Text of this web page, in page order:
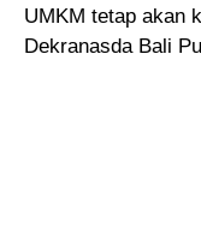
UMKM tetap akan
Dekranasda Bali